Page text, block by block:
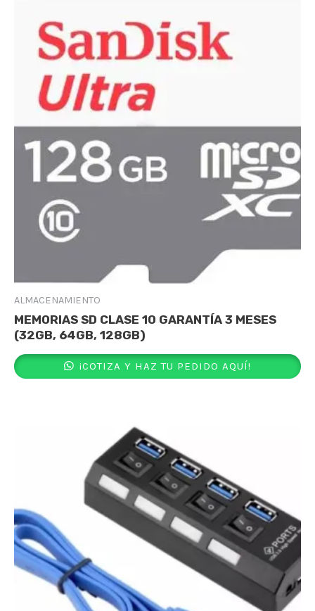
ALMACENAMIENTO
MEMORIAS SD CLASE 10 GARANTÍA 3 MESES
(32GB, 64GB, 128GB)
¡COTIZA Y HAZ TU PEDIDO AQUÍ!